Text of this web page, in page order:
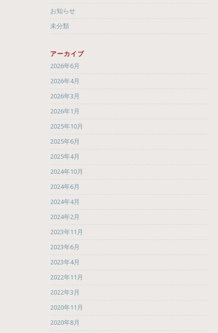
お知らせ
未分類
アーカイブ
2026年6月
2026年4月
2026年3月
2026年1月
2025年10月
2025年6月
2025年4月
2024年10月
2024年6月
2024年4月
2024年2月
2023年11月
2023年6月
2023年4月
2022年11月
2022年3月
2020年11月
2020年8月